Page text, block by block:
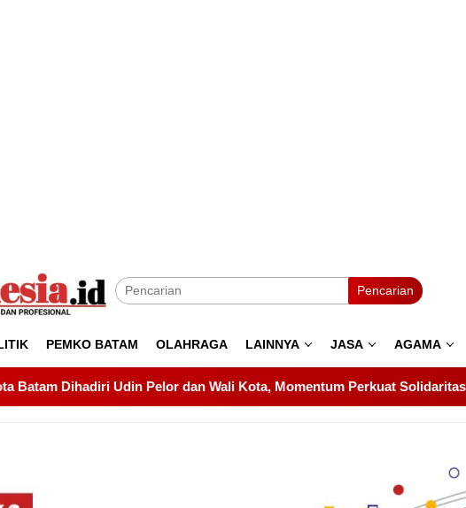
Pencarian
PEMKO BATAM OLAHRAGA LAINNYA JASA AGAMA
Wali Kota, Momentum Perkuat Solidaritas AMSBP Minta